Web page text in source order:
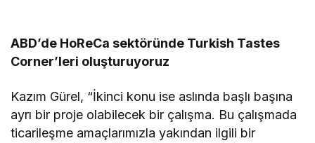
ABD’de HoReCa sektöründe Turkish Tastes
Corner’leri oluşturuyoruz
Kazım Gürel, “İkinci konu ise aslında başlı başına
ayrı bir proje olabilecek bir çalışma. Bu çalışmada
ticarileşme amaçlarımızla yakından ilgili bir